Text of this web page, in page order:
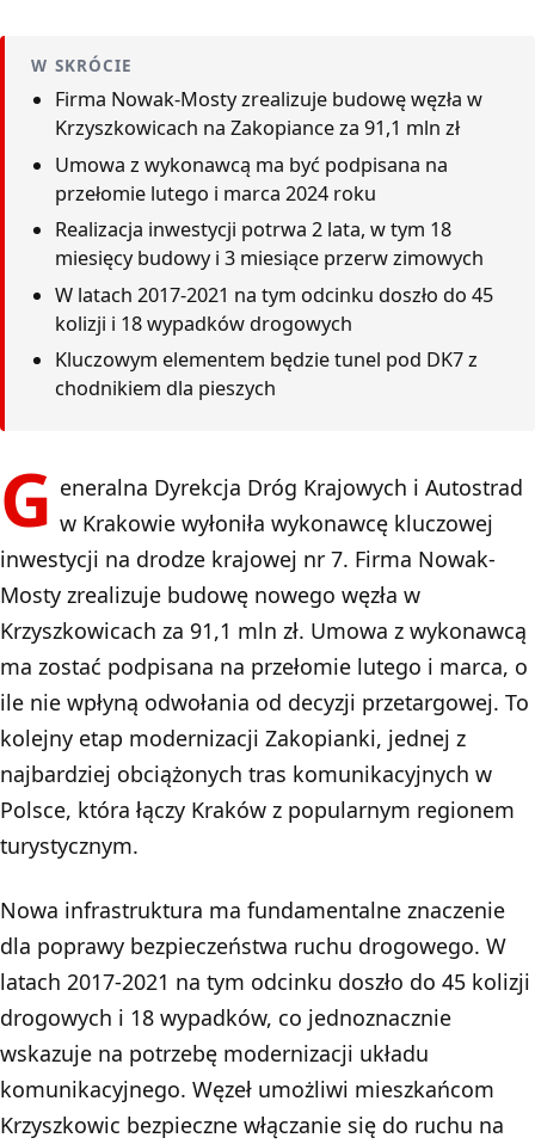
W SKRÓCIE
Firma Nowak-Mosty zrealizuje budowę węzła w
Krzyszkowicach na Zakopiance za 91,1 mln zł
Umowa z wykonawcą ma być podpisana na
przełomie lutego i marca 2024 roku
Realizacja inwestycji potrwa 2 lata, w tym 18
miesięcy budowy i 3 miesiące przerw zimowych
W latach 2017-2021 na tym odcinku doszło do 45
kolizji i 18 wypadków drogowych
Kluczowym elementem będzie tunel pod DK7 z
chodnikiem dla pieszych
G eneralna Dyrekcja Dróg Krajowych i Autostrad
w Krakowie wyłoniła wykonawcę kluczowej
inwestycji na drodze krajowej nr 7. Firma Nowak-
Mosty zrealizuje budowę nowego węzła w
Krzyszkowicach za 91,1 mln zł. Umowa z wykonawcą
ma zostać podpisana na przełomie lutego i marca, o
ile nie wpłyną odwołania od decyzji przetargowej. To
kolejny etap modernizacji Zakopianki, jednej z
najbardziej obciążonych tras komunikacyjnych w
Polsce, która łączy Kraków z popularnym regionem
turystycznym.
Nowa infrastruktura ma fundamentalne znaczenie
dla poprawy bezpieczeństwa ruchu drogowego. W
latach 2017-2021 na tym odcinku doszło do 45 kolizji
drogowych i 18 wypadków, co jednoznacznie
wskazuje na potrzebę modernizacji układu
komunikacyjnego. Węzeł umożliwi mieszkańcom
Krzyszkowic bezpieczne włączanie się do ruchu na